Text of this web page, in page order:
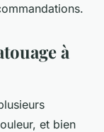
à
et bien